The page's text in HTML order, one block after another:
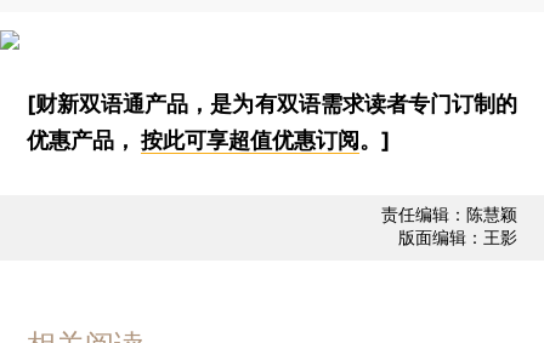
[财新双语通产品，是为有双语需求读者专门订制的
优惠产品，按此可享超值优惠订阅 。]
责任编辑：陈慧颖
版面编辑：王影